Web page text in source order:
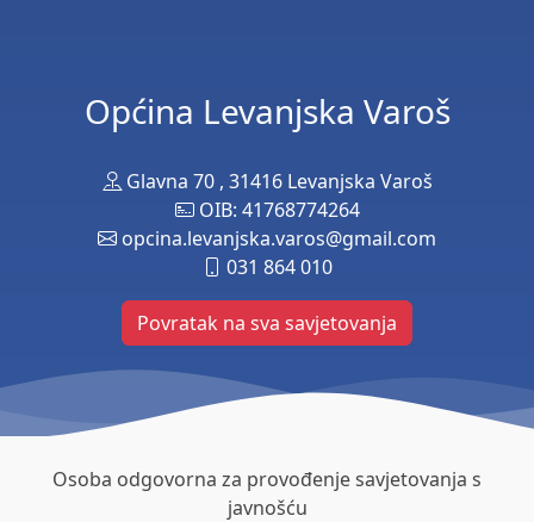
Općina Levanjska Varoš
Glavna 70 , 31416 Levanjska Varoš
OIB: 41768774264
opcina.levanjska.varos@gmail.com
031 864 010
Povratak na sva savjetovanja
Osoba odgovorna za provođenje savjetovanja s
javnošću